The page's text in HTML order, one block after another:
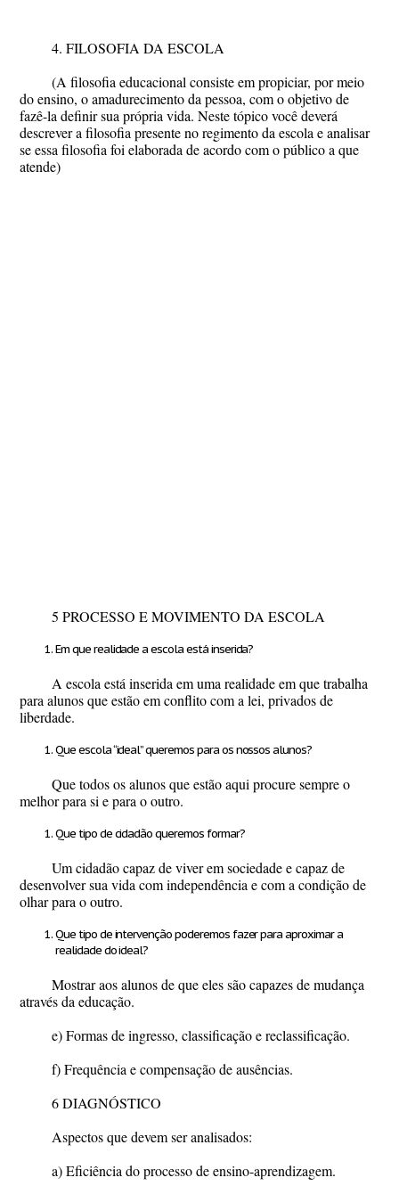
4. FILOSOFIA DA ESCOLA
(A filosofia educacional consiste em propiciar, por meio
do ensino, o amadurecimento da pessoa, com o objetivo de
fazê-la definir sua própria vida. Neste tópico você deverá
descrever a filosofia presente no regimento da escola e analisar
se essa filosofia foi elaborada de acordo com o público a que
atende)
5 PROCESSO E MOVIMENTO DA ESCOLA
Em que realidade a escola está inserida?
A escola está inserida em uma realidade em que trabalha
para alunos que estão em conflito com a lei, privados de
liberdade.
Que escola “ideal” queremos para os nossos alunos?
Que todos os alunos que estão aqui procure sempre o
melhor para si e para o outro.
Que tipo de cidadão queremos formar?
Um cidadão capaz de viver em sociedade e capaz de
desenvolver sua vida com independência e com a condição de
olhar para o outro.
Que tipo de intervenção poderemos fazer para aproximar a
realidade do ideal?
Mostrar aos alunos de que eles são capazes de mudança
através da educação.
e) Formas de ingresso, classificação e reclassificação.
f) Frequência e compensação de ausências.
6 DIAGNÓSTICO
Aspectos que devem ser analisados:
a) Eficiência do processo de ensino-aprendizagem.